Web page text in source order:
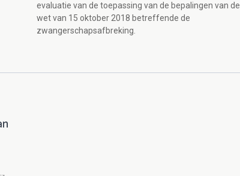
evaluatie van de toepassing van de bepalingen van de
wet van 15 oktober 2018 betreffende de
zwangerschapsafbreking.